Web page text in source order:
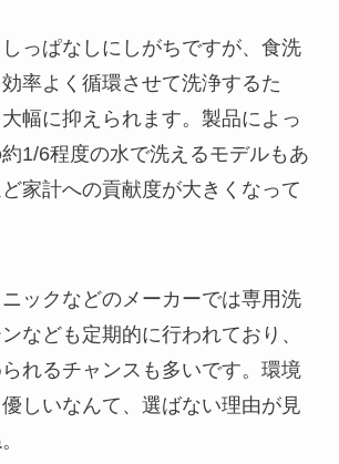
っぱなしにしがちですが、食洗
率よく循環させて洗浄するた
幅に抑えられます。製品によっ
1/6程度の水で洗えるモデルもあ
家計への貢献度が大きくなって
ックなどのメーカーでは専用洗
なども定期的に行われており、
れるチャンスも多いです。環境
しいなんて、選ばない理由が見